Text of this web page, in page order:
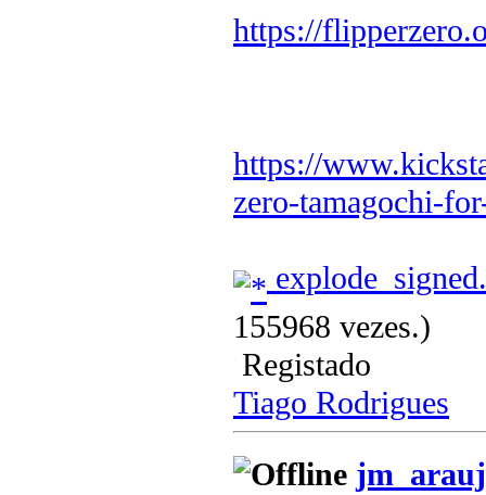
https://
https://
zero-tamagochi-
155968 vezes.)
Registado
Tiago Rodrigues